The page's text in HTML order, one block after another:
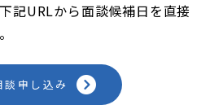
記URLから面談候補日を直接
談申し込み